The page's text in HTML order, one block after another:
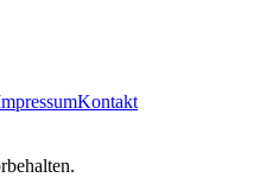
Kontakt